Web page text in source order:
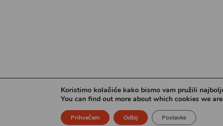
Koristimo kolačiće kako bismo vam pružili
You can find out more about which cookies we
Prihvaćam Odbij Postavke